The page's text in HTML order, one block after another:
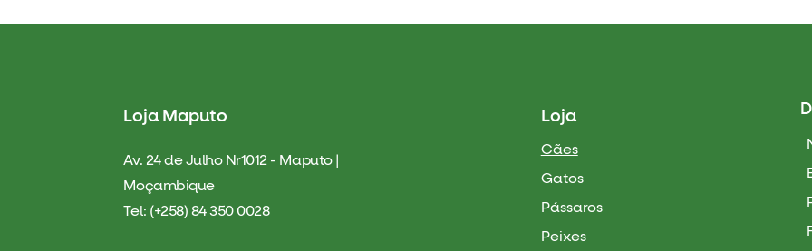
Loja Maputo
Av. 24 de Julho Nr1012 - Maputo |
Moçambique
Tel: (+258) 84 350 0028
Loja
Cães
Gatos
Pássaros
Peixes